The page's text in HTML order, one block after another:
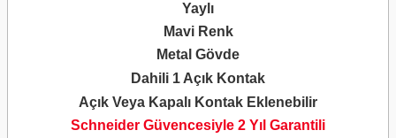
Yaylı
Mavi Renk
Metal Gövde
Dahili 1 Açık Kontak
Açık Veya Kapalı Kontak Eklenebilir
Schneider Güvencesiyle 2 Yıl Garantili